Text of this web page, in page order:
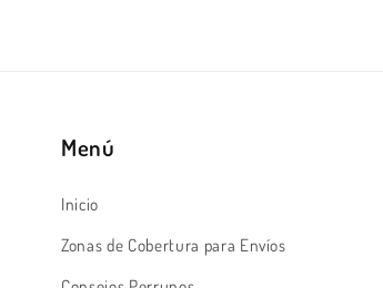
Menú
Inicio
Zonas de Cobertura para Envíos